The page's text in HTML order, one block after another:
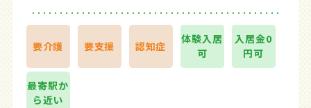
要介護 要支援 認知症
体験入居
可
入居金0
円可
最寄駅か
ら近い